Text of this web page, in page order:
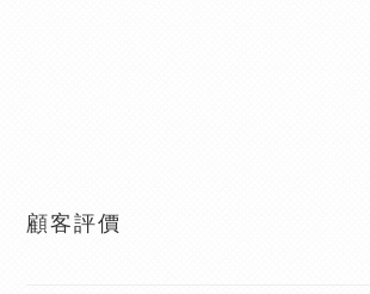
顧客評價